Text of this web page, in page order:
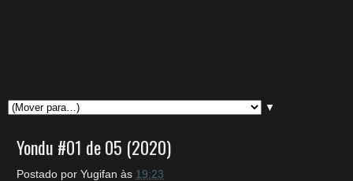
▼
Yondu #01 de 05 (2020)
Postado por Yugifan às 19:23